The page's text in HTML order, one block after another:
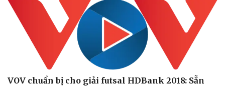
VOV chuẩn bị cho giải futsal HDBank 2018: Sẵn